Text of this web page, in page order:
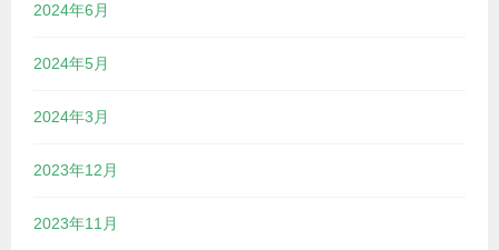
2024年6月
2024年5月
2024年3月
2023年12月
2023年11月